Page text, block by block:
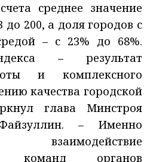
среднее значение
до 200, а доля городов с
– с 23% до 68%.
– результат
и комплексного
качества городской
глава Минстроя
– Именно
команд органов